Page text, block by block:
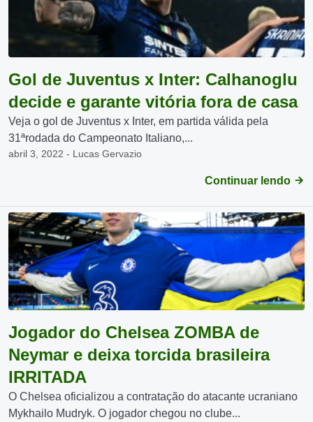
Gol de Juventus x Inter: Calhanoglu
decide e garante vitória fora de casa
Veja o gol de Juventus x Inter, em partida válida pela
31ªrodada do Campeonato Italiano,...
abril 3, 2022 - Lucas Gervazio
Continuar lendo
Jogador do Chelsea ZOMBA de
Neymar e deixa torcida brasileira
IRRITADA
O Chelsea oficializou a contratação do atacante ucraniano
Mykhailo Mudryk. O jogador chegou no clube...